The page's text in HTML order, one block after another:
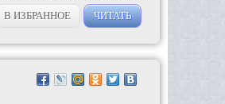
В ИЗБРАННОЕ ЧИТАТЬ